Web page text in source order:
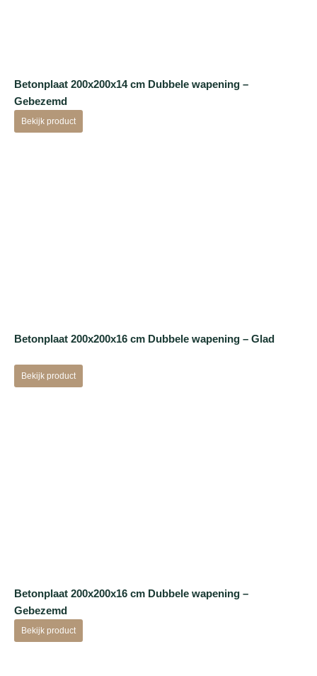
Betonplaat 200x200x14 cm Dubbele wapening –
Gebezemd
Bekijk product
Betonplaat 200x200x16 cm Dubbele wapening – Glad
Bekijk product
Betonplaat 200x200x16 cm Dubbele wapening –
Gebezemd
Bekijk product